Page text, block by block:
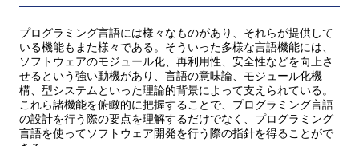
プログラミング言語には様々なものがあり、それらが提供して
いる機能もまた様々である。そういった多様な言語機能には、
ソフトウェアのモジュール化、再利用性、安全性などを向上さ
せるという強い動機があり、言語の意味論、モジュール化機
構、型システムといった理論的背景によって支えられている。
これら諸機能を俯瞰的に把握することで、プログラミング言語
の設計を行う際の要点を理解するだけでなく、プログラミング
言語を使ってソフトウェア開発を行う際の指針を得ることがで